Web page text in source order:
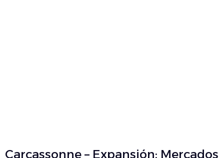
Carcassonne – Expansión: Mercados